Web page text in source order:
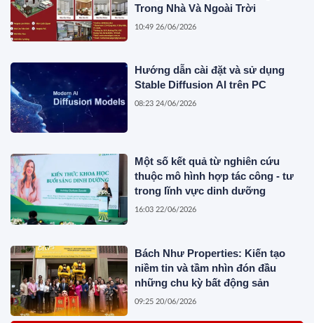
Trong Nhà Và Ngoài Trời
10:49 26/06/2026
Hướng dẫn cài đặt và sử dụng
Stable Diffusion AI trên PC
08:23 24/06/2026
Một số kết quả từ nghiên cứu
thuộc mô hình hợp tác công - tư
trong lĩnh vực dinh dưỡng
16:03 22/06/2026
Bách Như Properties: Kiến tạo
niềm tin và tầm nhìn đón đầu
những chu kỳ bất động sản
09:25 20/06/2026